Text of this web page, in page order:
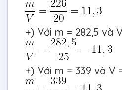
+) Với m = 282,5 và
+) Với m = 339 và V